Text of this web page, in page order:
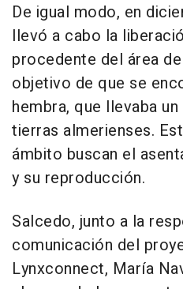
De igual modo, en
llevó a cabo la
procedente del área
objetivo de que se
hembra, que llevaba
tierras almerienses.
ámbito buscan el
y su reproducción.
Salcedo, junto a la
comunicación del
Lynxconnect, María